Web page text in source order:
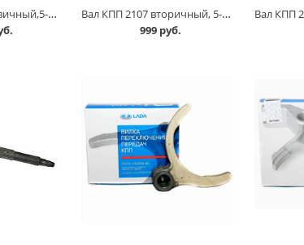
Вал КПП 2106 первичный,5-ти ступ.,18-зуб.,в/сб в Омске Вал КПП 2107 вторичный, 5-ти ступая КПП без шлицов в Омске
999 руб.